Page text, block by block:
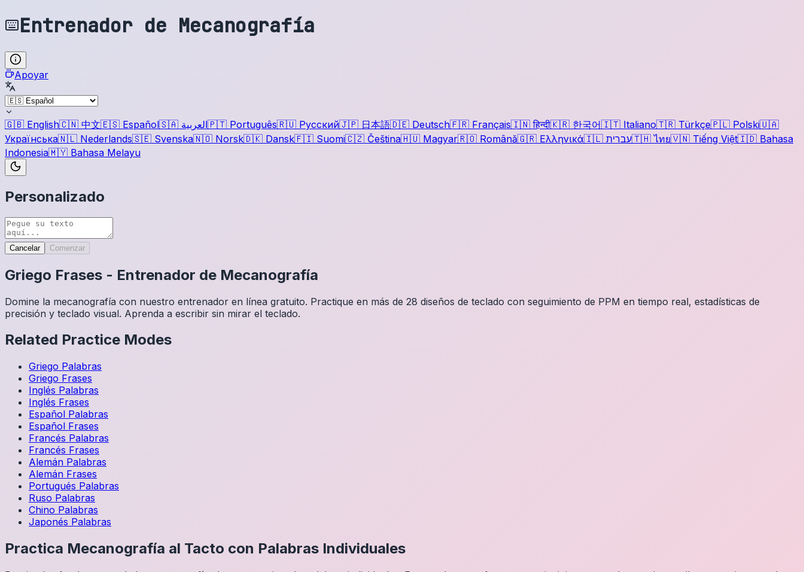
Entrenador de Mecanografía
Apoyar
🇬🇧 English🇨🇳 中文🇪🇸 Español🇸🇦 العربية🇵🇹 Português🇷🇺 Русский🇯🇵 日本語🇩🇪 Deutsch🇫🇷 Français🇮🇳 हिन्दी🇰🇷 한국어🇮🇹 Italiano🇹🇷 Türkçe🇵🇱 Polski🇺🇦
Українська🇳🇱 Nederlands🇸🇪 Svenska🇳🇴 Norsk🇩🇰 Dansk🇫🇮 Suomi🇨🇿 Čeština🇭🇺 Magyar🇷🇴 Română🇬🇷 Ελληνικά🇮🇱 עברית🇹🇭 ไทย🇻🇳 Tiếng Việt🇮🇩 Bahasa
Indonesia🇲🇾 Bahasa Melayu
Personalizado
Cancelar Comenzar
Griego Frases - Entrenador de Mecanografía
Domine la mecanografía con nuestro entrenador en línea gratuito. Practique en más de 28 diseños de teclado con seguimiento de PPM en tiempo real, estadísticas de
precisión y teclado visual. Aprenda a escribir sin mirar el teclado.
Related Practice Modes
Griego Palabras
Griego Frases
Inglés Palabras
Inglés Frases
Español Palabras
Español Frases
Francés Palabras
Francés Frases
Alemán Palabras
Alemán Frases
Portugués Palabras
Ruso Palabras
Chino Palabras
Japonés Palabras
Practica Mecanografía al Tacto con Palabras Individuales